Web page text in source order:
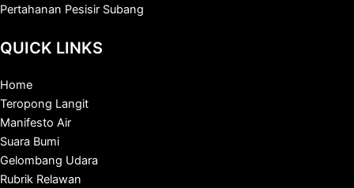
Pertahanan Pesisir Subang
QUICK LINKS
Home
Teropong Langit
Manifesto Air
Suara Bumi
Gelombang Udara
Rubrik Relawan